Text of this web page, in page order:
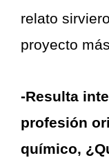
relato
proyecto
-Resulta
profesión
químico,